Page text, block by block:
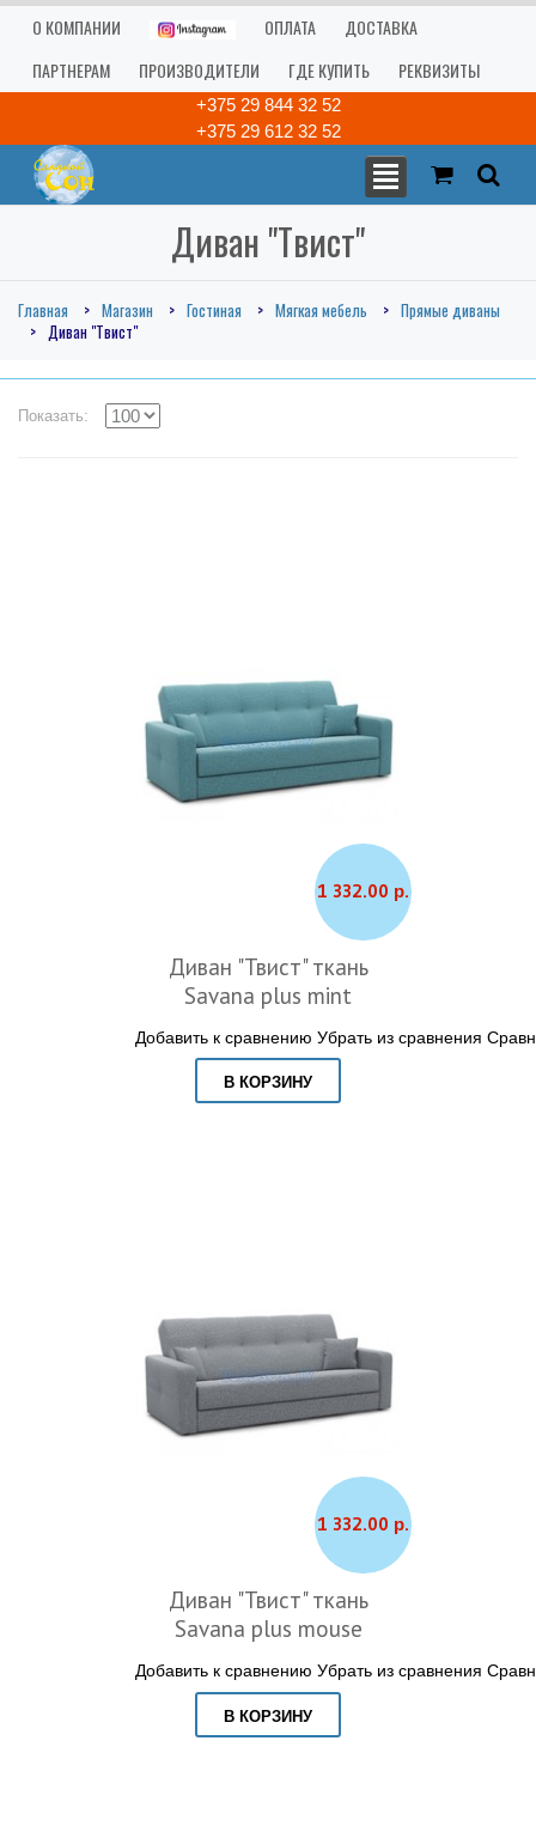
О КОМПАНИИ ОПЛАТА
ДОСТАВКА
ПАРТНЕРАМ
ПРОИЗВОДИТЕЛИ ГДЕ КУПИТЬ РЕКВИЗИТЫ
+375 29 844 32 52
+375 29 612 32 52
Диван "Твист"
Главная Магазин Гостиная Мягкая мебель
Прямые диваны
Диван "Твист"
Показать:
1 332.00 р.
Диван "Твист" ткань
Savana plus mint
Добавить к сравнению Убрать из сравнения
В КОРЗИНУ
1 332.00 р.
Диван "Твист" ткань
Savana plus mouse
Добавить к сравнению Убрать из сравнения
В КОРЗИНУ